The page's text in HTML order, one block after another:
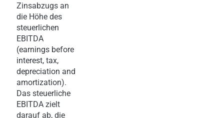
Zinsabzugs an
die Höhe des
steuerlichen
EBITDA
(earnings before
interest, tax,
depreciation and
amortization).
Das steuerliche
EBITDA zielt
darauf ab, die